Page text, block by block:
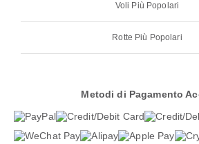
Voli Più Popolari
Rotte Più Popolari
Metodi di Pagamento